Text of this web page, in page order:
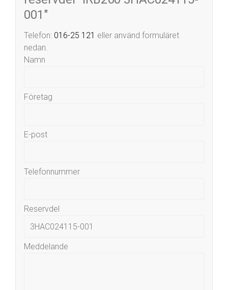
001"
Telefon: 016-25 121 eller använd formuläret
nedan.
Namn
Företag
E-post
Telefonnummer
Reservdel
Meddelande